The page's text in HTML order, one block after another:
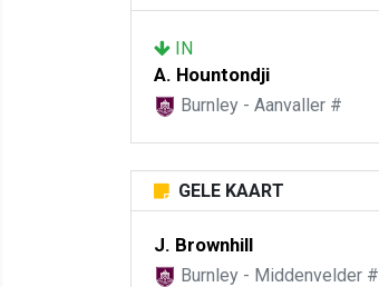
IN
A. Hountondji
Burnley - Aanvaller #
GELE KAART
J. Brownhill
Burnley - Middenvelder #